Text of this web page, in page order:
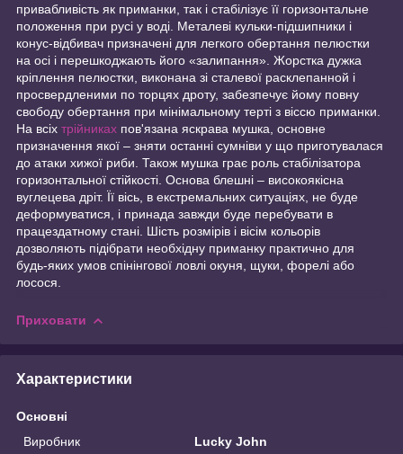
привабливість як приманки, так і стабілізує її горизонтальне
положення при русі у воді. Металеві кульки-підшипники і
конус-відбивач призначені для легкого обертання пелюстки
на осі і перешкоджають його «залипання». Жорстка дужка
кріплення пелюстки, виконана зі сталевої расклепанной і
просвердленими по торцях дроту, забезпечує йому повну
свободу обертання при мінімальному терті з віссю приманки.
На всіх трійниках пов'язана яскрава мушка, основне
призначення якої – зняти останні сумніви у що приготувалася
до атаки хижої риби. Також мушка грає роль стабілізатора
горизонтальної стійкості. Основа блешні – високоякісна
вуглецева дріт. Її вісь, в екстремальних ситуаціях, не буде
деформуватися, і принада завжди буде перебувати в
працездатному стані. Шість розмірів і вісім кольорів
дозволяють підібрати необхідну приманку практично для
будь-яких умов спінінгової ловлі окуня, щуки, форелі або
лосося.
Приховати
Характеристики
Основні
Виробник
Lucky John